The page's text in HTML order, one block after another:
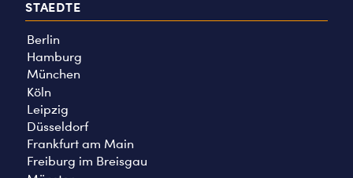
STAEDTE
Berlin
Hamburg
München
Köln
Leipzig
Düsseldorf
Frankfurt am Main
Freiburg im Breisgau